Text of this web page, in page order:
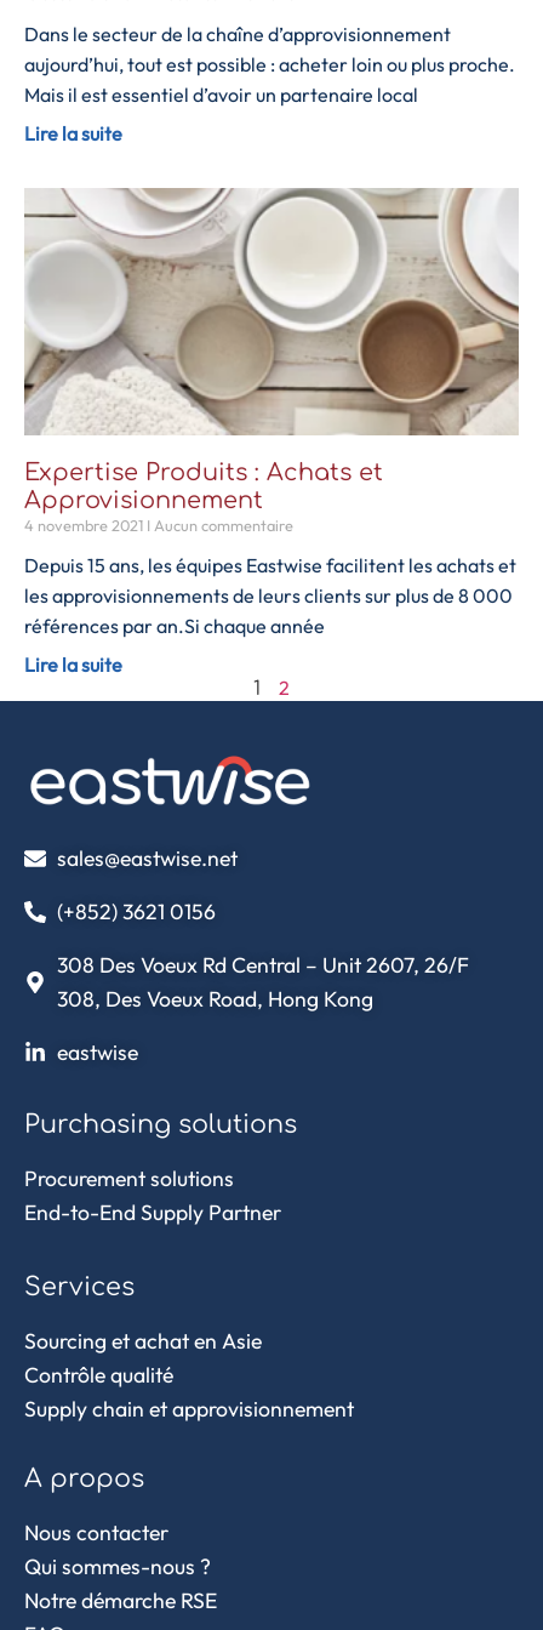
Dans le secteur de la chaîne d’approvisionnement
aujourd’hui, tout est possible : acheter loin ou plus proche.
Mais il est essentiel d’avoir un partenaire local
Lire la suite
Expertise Produits : Achats et
Approvisionnement
4 novembre 2021 Aucun commentaire
Depuis 15 ans, les équipes Eastwise facilitent les achats et
les approvisionnements de leurs clients sur plus de 8 000
références par an.Si chaque année
Lire la suite
1 2
sales@eastwise.net
(+852) 3621 0156
308 Des Voeux Rd Central – Unit 2607, 26/F
308, Des Voeux Road, Hong Kong
eastwise
Purchasing solutions
Procurement solutions
End-to-End Supply Partner
Services
Sourcing et achat en Asie
Contrôle qualité
Supply chain et approvisionnement
A propos
Nous contacter
Qui sommes-nous ?
Notre démarche RSE